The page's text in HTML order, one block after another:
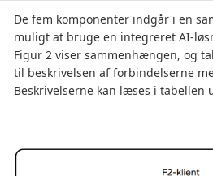
De fem komponenter indgår i en
muligt at bruge en integreret AI-
Figur 2 viser sammenhængen, og
til beskrivelsen af forbindelserne
Beskrivelserne kan læses i tabellen